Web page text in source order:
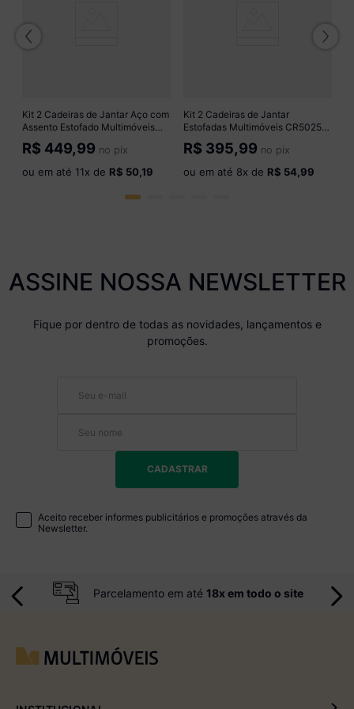
Kit 2 Cadeiras de Jantar Aço com
Assento Estofado Multimóveis
CR50268 Cromado/Preto
R$ 449,99 no pix
ou em até 11x de R$ 50,19
Kit 2 Cadeiras de Jantar
Estofadas Multimóveis CR50252
Cinamomo/Bege
R$ 395,99 no pix
ou em até 8x de R$ 54,99
ASSINE NOSSA NEWSLETTER
Fique por dentro de todas as novidades, lançamentos e
promoções.
CADASTRAR
Aceito receber informes publicitários e promoções através da
Newsletter.
Parcelamento em até 18x em todo o site